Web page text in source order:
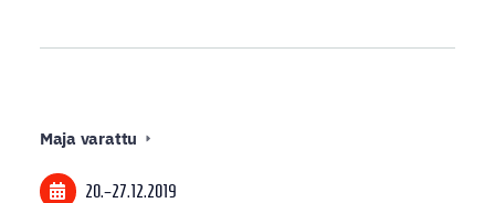
Maja varattu
20.–27.12.2019